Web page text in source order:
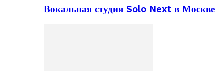
Вокальная студия Solo Next в Москве